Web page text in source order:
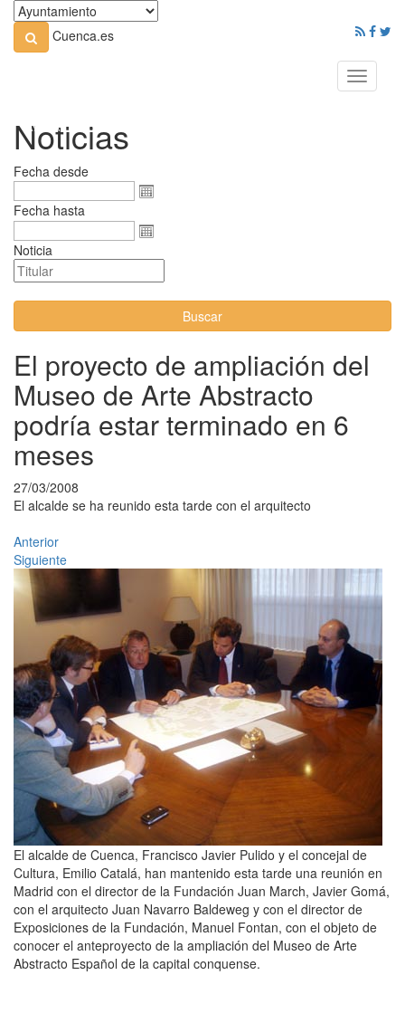
Cuenca.es
Toggle
Noticias
Fecha desde
Fecha hasta
Noticia
Buscar
El proyecto de ampliación del
Museo de Arte Abstracto
podría estar terminado en 6
meses
27/03/2008
El alcalde se ha reunido esta tarde con el arquitecto
Anterior
Siguiente
El alcalde de Cuenca, Francisco Javier Pulido y el concejal de
Cultura, Emilio Catalá, han mantenido esta tarde una reunión en
Madrid con el director de la Fundación Juan March, Javier Gomá,
con el arquitecto Juan Navarro Baldeweg y con el director de
Exposiciones de la Fundación, Manuel Fontan, con el objeto de
conocer el anteproyecto de la ampliación del Museo de Arte
Abstracto Español de la capital conquense.